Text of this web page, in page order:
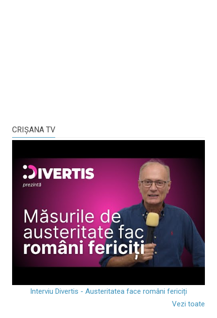
CRIŞANA TV
Interviu Divertis - Austeritatea face români fericiți
Vezi toate